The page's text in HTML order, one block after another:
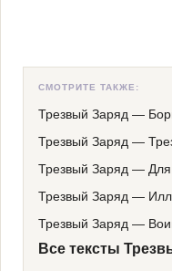
СМОТРИТЕ ТАКЖЕ:
Трезвый Заряд —
Трезвый Заряд —
Трезвый Заряд —
Трезвый Заряд —
Трезвый Заряд —
Все тексты